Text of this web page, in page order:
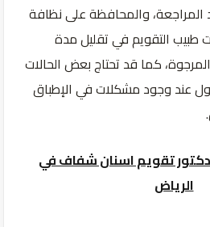
المراجعة، والمحافظة على نظافة
طبيب التقويم في تقليل مدة
المرجوة، كما قد تحتاج بعض الحالات
عند وجود مشكلات في الإطباق
تقويم اسنان شفاف في
الرياض